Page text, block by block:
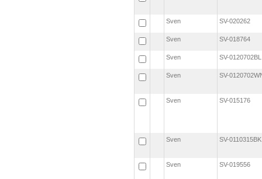
Sven SV-020262
Sven SV-018764
Sven SV-
Sven SV-
Sven SV-015176
Sven SV-
Sven SV-019556